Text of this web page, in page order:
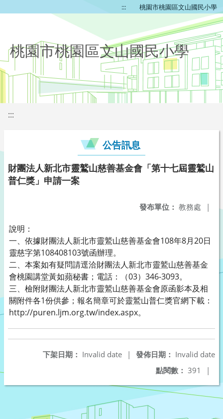
::: 桃園市桃園區文山國民小學
桃園市桃園區文山國民小學
:::
公告訊息
財團法人新北市靈鷲山慈善基金會「第十七屆靈鷲山
普仁獎」申請一案
發布單位： 教務處 |
說明：
一、依據財團法人新北市靈鷲山慈善基金會108年8月20日
靈慈字第108408103號函辦理。
二、本案如有疑問請逕洽財團法人新北市靈鷲山慈善基金
會桃園講堂黃如蘋秘書；電話：（03）346-3093。
三、檢附財團法人新北市靈鷲山慈善基金會原函影本及相
關附件各1份供參；報名簡章可於靈鷲山普仁獎官網下載：
http://puren.ljm.org.tw/index.aspx。
發佈日期： Invalid date
下架日期： Invalid date
|
點閱數： 391 |